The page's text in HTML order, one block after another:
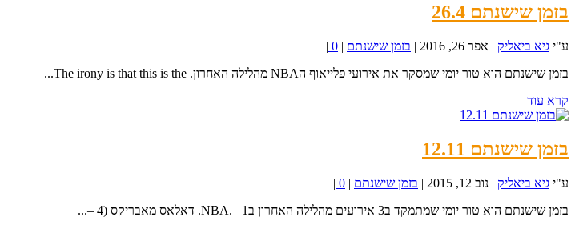
בזמן שישנתם 26.4
ע"י גיא ביאליק | אפר 26, 2016 | בזמן שישנתם |
0
|
בזמן שישנתם הוא טור יומי שמסקר את אירועי פלייאוף הNBA מהלילה האחרון. The irony is that this is the...
קרא עוד
בזמן שישנתם 12.11
ע"י גיא ביאליק | נוב 12, 2015 | בזמן שישנתם |
0
|
בזמן שישנתם הוא טור יומי שמתמקד ב3 אירועים מהלילה האחרון בNBA. 1. דאלאס מאבריקס (4 –...